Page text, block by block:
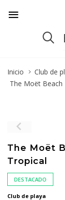
Inicio
Club de
The Moët Beach
The Moët
Tropical
DESTACADO
Club de playa